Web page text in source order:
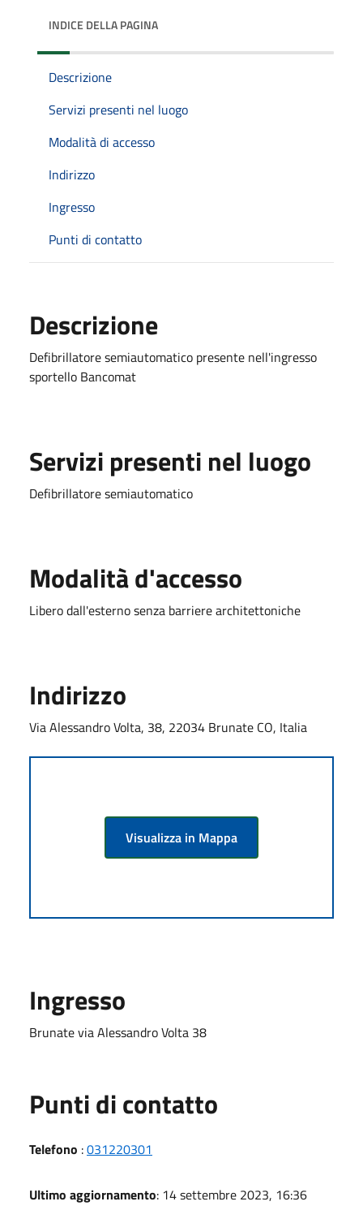
INDICE DELLA PAGINA
Descrizione
Servizi presenti nel luogo
Modalità di accesso
Indirizzo
Ingresso
Punti di contatto
Descrizione
Defibrillatore semiautomatico presente nell'ingresso
sportello Bancomat
Servizi presenti nel luogo
Defibrillatore semiautomatico
Modalità d'accesso
Libero dall'esterno senza barriere architettoniche
Indirizzo
Via Alessandro Volta, 38, 22034 Brunate CO, Italia
Visualizza in Mappa
Ingresso
Brunate via Alessandro Volta 38
Punti di contatto
Telefono :031220301
Ultimo aggiornamento: 14 settembre 2023, 16:36